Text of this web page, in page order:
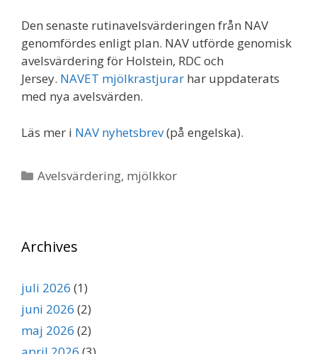
Den senaste rutinavelsvärderingen från NAV
genomfördes enligt plan. NAV utförde genomisk
avelsvärdering för Holstein, RDC och
Jersey. NAVET mjölkrastjurar har uppdaterats
med nya avelsvärden.
Läs mer i NAV nyhetsbrev(på engelska).
Kategorier
Avelsvärdering, mjölkkor
Archives
juli 2026 (1)
juni 2026 (2)
maj 2026 (2)